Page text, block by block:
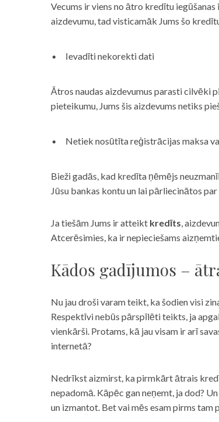
Vecums ir viens no ātro kredītu
aizdevumu, tad visticamāk Jums šo
Ievadīti nekorekti dati
Ātros naudas aizdevumus parasti cilvēki
pieteikumu, Jums šis aizdevums netiks
Netiek nosūtīta reģistrācijas maksa
Bieži gadās, kad kredīta ņēmējs
Jūsu bankas kontu un lai pārliecinātos
Ja tiešām Jums ir atteikt kredīts,
Atcerēsimies, ka ir nepieciešams
Kādos gadījumos –
Nu jau droši varam teikt, ka šodien visi
Respektīvi nebūs pārspīlēti teikts, ja
vienkārši. Protams, kā jau visam ir arī
internetā?
Nedrīkst aizmirst, ka pirmkārt ātrais
nepadomā. Kāpēc gan neņemt, ja dod?
un izmantot. Bet vai mēs esam pirms